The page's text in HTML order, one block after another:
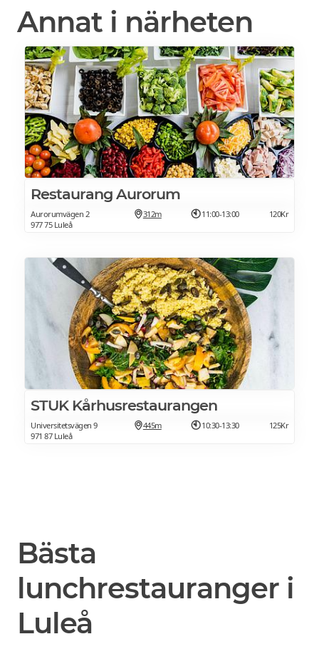
Annat i närheten
Restaurang Aurorum
Aurorumvägen 2
977 75 Luleå
312m 11:00-13:00 120Kr
STUK Kårhusrestaurangen
Universitetsvägen 9
971 87 Luleå
445m 10:30-13:30 125Kr
Bästa
lunchrestauranger i
Luleå